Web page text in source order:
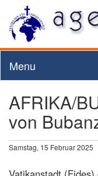
Menu
AFRIKA/
von
Samstag, 15 Februar 2025